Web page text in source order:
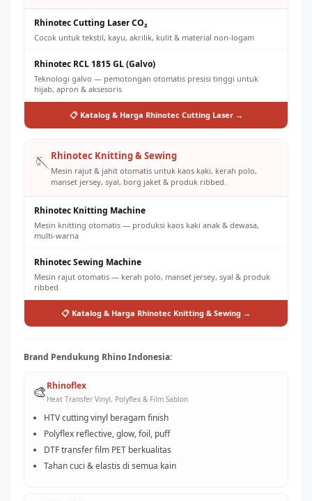
Rhinotec Cutting Laser CO₂
Cocok untuk tekstil, kayu, akrilik, kulit & material non-logam
Rhinotec RCL 1815 GL (Galvo)
Teknologi galvo — pemotongan otomatis presisi tinggi untuk
hijab, apron & aksesoris
📋 Katalog & Harga Rhinotec Cutting Laser →
🪡Rhinotec Knitting & Sewing
Mesin rajut & jahit otomatis untuk kaos kaki, kerah polo,
manset jersey, syal, borg jaket & produk ribbed.
Rhinotec Knitting Machine
Mesin knitting otomatis — produksi kaos kaki anak & dewasa,
multi-warna
Rhinotec Sewing Machine
Mesin rajut otomatis — kerah polo, manset jersey, syal & produk
ribbed
📋 Katalog & Harga Rhinotec Knitting & Sewing →
Brand Pendukung Rhino Indonesia:
🎨Rhinoflex
Heat Transfer Vinyl, Polyflex & Film Sablon
HTV cutting vinyl beragam finish
Polyflex reflective, glow, foil, puff
DTF transfer film PET berkualitas
Tahan cuci & elastis di semua kain